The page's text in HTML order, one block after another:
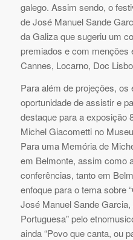
galego. Assim sendo, o
de José Manuel Sande
da Galiza que sugeriu um
premiados e com menções
Cannes, Locarno, Doc
Para além de projeções, os
oportunidade de assistir e
destaque para a exposição
Michel Giacometti no
Para uma Memória de
em Belmonte, assim como
conferências, tanto em
enfoque para o tema sobre
José Manuel Sande Garcia,
Portuguesa” pelo
ainda “Povo que canta, ou